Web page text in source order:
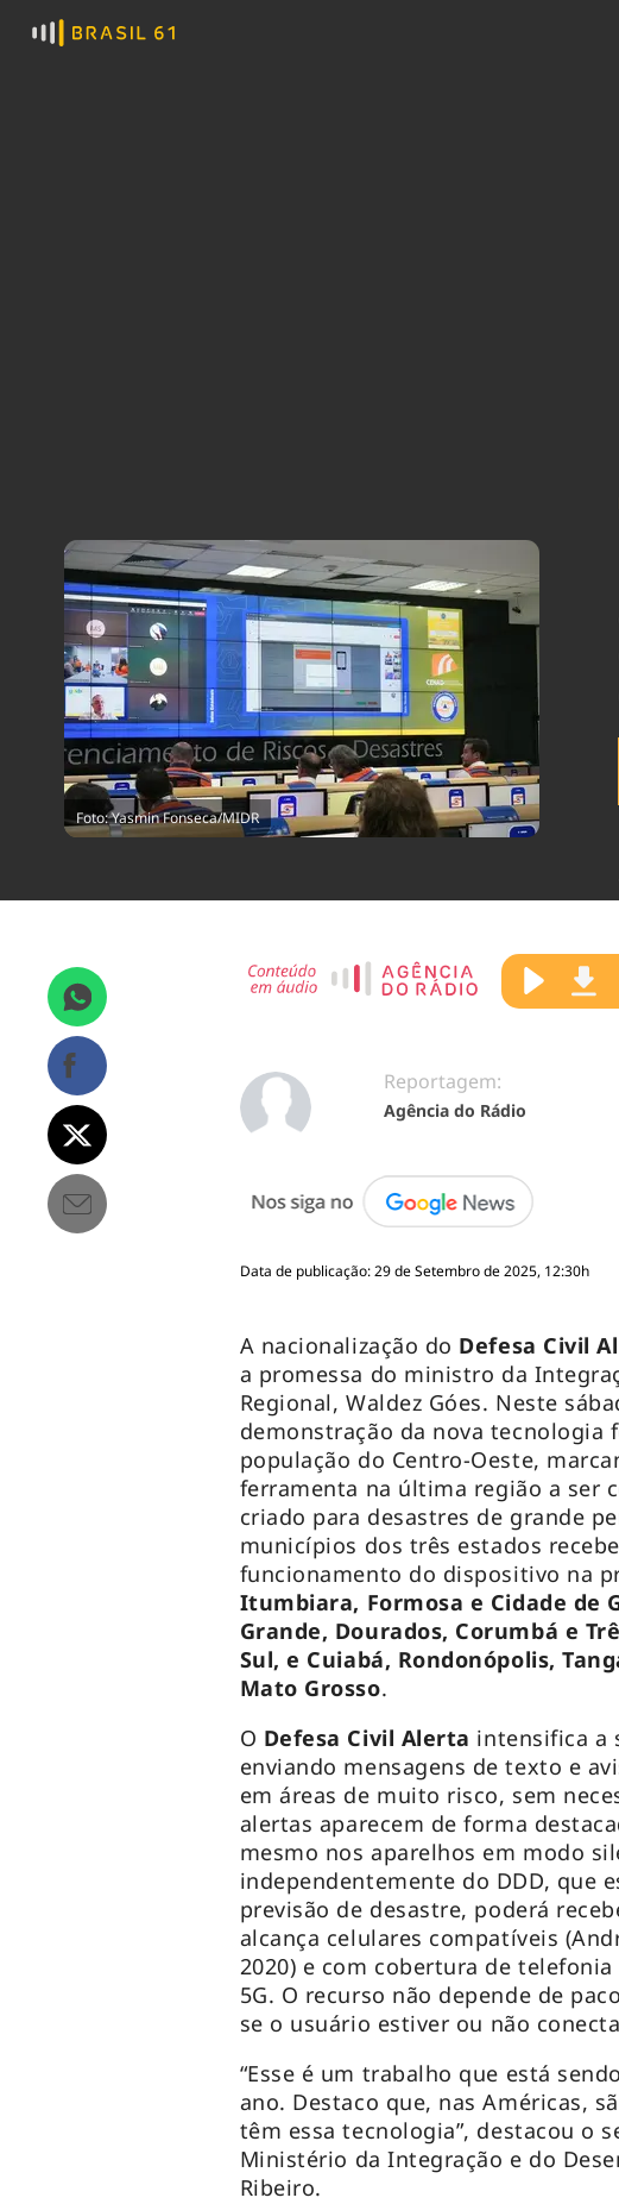
Foto: Yasmin Fonseca/MIDR
Reportagem:
Agência do Rádio
Data de publicação: 29 de Setembro de 2025, 12:30h
A nacionalização do Defesa Civil
a promessa do ministro da
Regional, Waldez Góes. Neste
demonstração da nova tecnologia
população do Centro-Oeste,
ferramenta na última região a ser
criado para desastres de grande
municípios dos três estados
funcionamento do dispositivo na
Itumbiara, Formosa e Cidade de
Grande, Dourados, Corumbá e
Sul, e Cuiabá, Rondonópolis,
Mato Grosso.
O Defesa Civil Alerta intensifica a
enviando mensagens de texto e
em áreas de muito risco, sem
alertas aparecem de forma
mesmo nos aparelhos em modo
independentemente do DDD, que
previsão de desastre, poderá
alcança celulares compatíveis
2020) e com cobertura de
5G. O recurso não depende de
se o usuário estiver ou não
“Esse é um trabalho que está
ano. Destaco que, nas Américas,
têm essa tecnologia”, destacou o
Ministério da Integração e do
Ribeiro.